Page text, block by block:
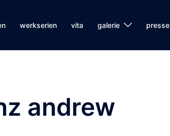
werkserien vita galerie presse
andrew